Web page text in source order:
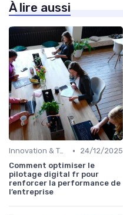
À lire aussi
Innovation & Tendances •
24/12/2025
Comment optimiser le
pilotage digital fr pour
renforcer la performance de
l’entreprise